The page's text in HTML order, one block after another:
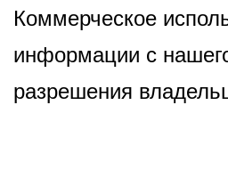
Коммерческое
информации с
разрешения